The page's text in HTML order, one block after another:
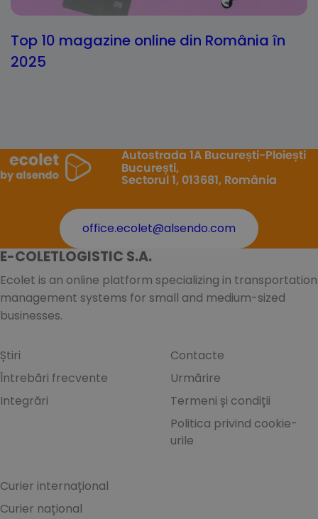
Top 10 magazine online din România în
2025
Autostrada 1A București-Ploiești
București,
Sectorul 1, 013681, România
office.ecolet@alsendo.com
E-COLETLOGISTIC S.A.
Ecolet is an online platform specializing in transportation
management systems for small and medium-sized
businesses.
Știri
Întrebări frecvente
Integrări
Contacte
Urmărire
Termeni și condiții
Politica privind cookie-
urile
Curier internațional
Curier național